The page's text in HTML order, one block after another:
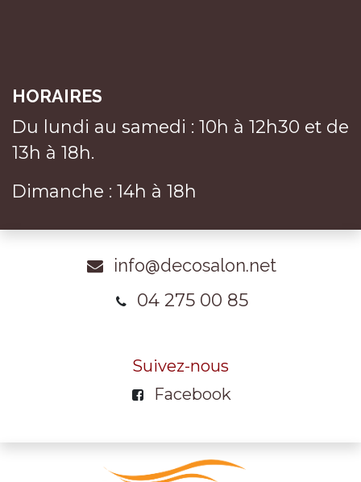
HORAIRES
Du lundi au samedi : 10h à 12h30 et de
13h à 18h.
Dimanche : 14h à 18h
info@decosalon.net
04 275 00 85
Suivez-nous
Facebook